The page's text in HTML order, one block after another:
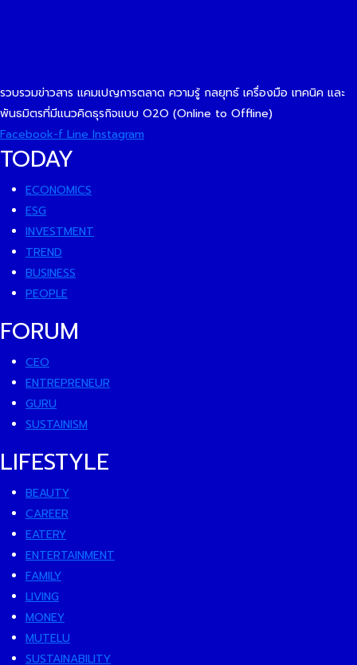
รวบรวมข่าวสาร แคมเปญการตลาด ความรู้ กลยุทธ์ เครื่องมือ เทคนิค และ
พันธมิตรที่มีแนวคิดธุรกิจแบบ O2O (Online to Offline)
Facebook-f Line Instagram
TODAY
ECONOMICS
ESG
INVESTMENT
TREND
BUSINESS
PEOPLE
FORUM
CEO
ENTREPRENEUR
GURU
SUSTAINISM
LIFESTYLE
BEAUTY
CAREER
EATERY
ENTERTAINMENT
FAMILY
LIVING
MONEY
MUTELU
SUSTAINABILITY